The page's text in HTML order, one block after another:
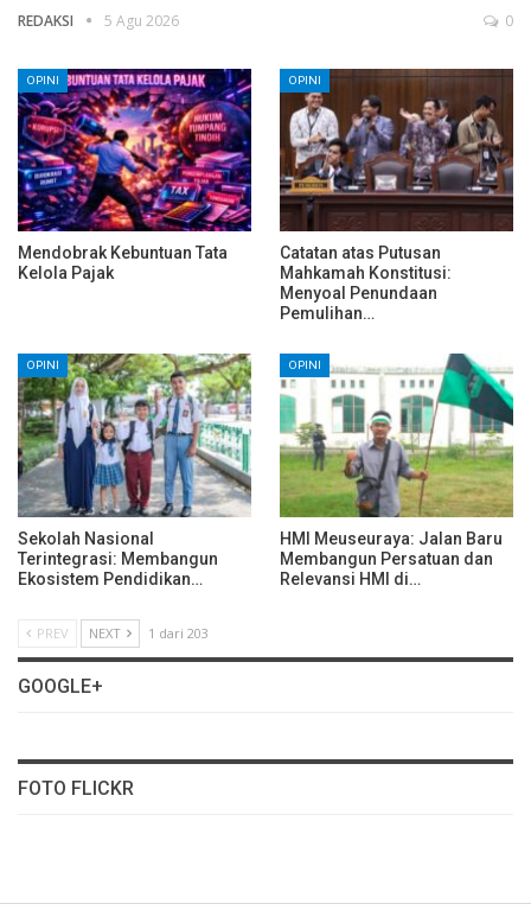
REDAKSI 5 Agu 2026 0
OPINI
Mendobrak Kebuntuan Tata
Kelola Pajak
OPINI
Catatan atas Putusan
Mahkamah Konstitusi:
Menyoal Penundaan
Pemulihan…
OPINI
Sekolah Nasional
Terintegrasi: Membangun
Ekosistem Pendidikan…
OPINI
HMI Meuseuraya: Jalan Baru
Membangun Persatuan dan
Relevansi HMI di…
PREV NEXT 1 dari 203
GOOGLE+
FOTO FLICKR